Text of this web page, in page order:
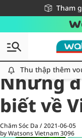
Tham
Miễn phí
Giao hàng
Thu thập thêm
All
Chăm Sóc Cá Nhân
Những
biết về
Chăm Sóc Da /2021-06-05
by Watsons Vietnam3096